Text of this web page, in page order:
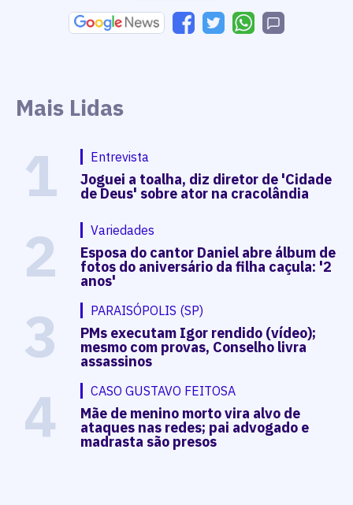
Mais Lidas
1 Entrevista
Joguei a toalha, diz diretor de 'Cidade
de Deus' sobre ator na cracolândia
2 Variedades
Esposa do cantor Daniel abre álbum de
fotos do aniversário da filha caçula: '2
anos'
3 PARAISÓPOLIS (SP)
PMs executam Igor rendido (vídeo);
mesmo com provas, Conselho livra
assassinos
4 CASO GUSTAVO FEITOSA
Mãe de menino morto vira alvo de
ataques nas redes; pai advogado e
madrasta são presos